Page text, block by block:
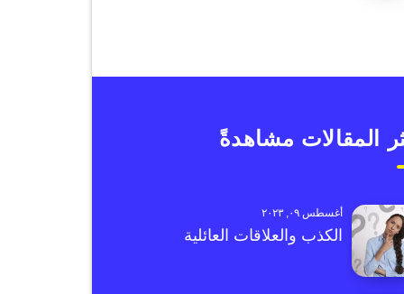
المقالات مشاهدةً
أغسطس ٠٩, ٢٠٢٣
الكذب والعلاقات العائلية